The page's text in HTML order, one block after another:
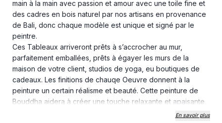
main à la main avec passion et amour avec une toile fine et
des cadres en bois naturel par nos artisans en provenance
de Bali, donc chaque modèle est unique et signé par le
peintre.
Ces Tableaux arriveront prêts à s’accrocher au mur,
parfaitement emballées, prêts à égayer les murs de la
maison de votre client, studios de yoga, eu boutiques de
cadeaux. Les finitions de chauqe Oeuvre donnent à la
peinture un certain réalisme et beauté. Cette peinture de
Bouddha aidera à créer une touche relaxante et apaisante
à n’importe quel espace. Ils sont disponibles en 14 modèles
En savoir plus